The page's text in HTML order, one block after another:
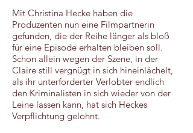
Mit Christina Hecke haben die
Produzenten nun eine Filmpartnerin
gefunden, die der Reihe länger als bloß
für eine Episode erhalten bleiben soll.
Schon allein wegen der Szene, in der
Claire still vergnügt in sich hineinlächelt,
als ihr unterforderter Verlobter endlich
den Kriminalisten in sich wieder von der
Leine lassen kann, hat sich Heckes
Verpflichtung gelohnt.